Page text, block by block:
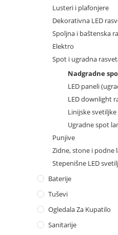
Lusteri i plafonjere
Dekorativna LED
Spoljna i baštenska
Elektro
Spot i ugradna
Nadgradne
LED paneli
LED downlight
Linijske svetiljke
Ugradne spot
Punjive
Zidne, stone i podne
Stepenišne LED
Baterije
Tuševi
Ogledala Za Kupatilo
Sanitarije